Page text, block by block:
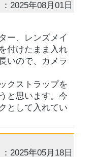
2025年08月01日
ー、レンズメイ
付けたまま入れ
いので、カメラ
クストラップを
と思います。今
として入れてい
2025年05月18日